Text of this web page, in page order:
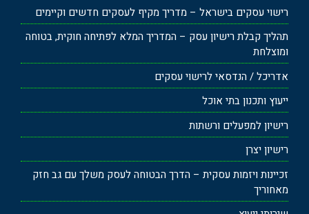
רישוי עסקים בישראל – מדריך מקיף לעסקים חדשים וקיימים
תהליך קבלת רישיון עסק – המדריך המלא לפתיחה חוקית, בטוחה
ומוצלחת
אדריכל / הנדסאי לרישוי עסקים
ייעוץ ותכנון בתי אוכל
רישיון למפעלים ורשתות
רישיון יצרן
זכיינות ויזמות עסקית – הדרך הבטוחה לעסק משלך עם גב חזק
מאחוריך